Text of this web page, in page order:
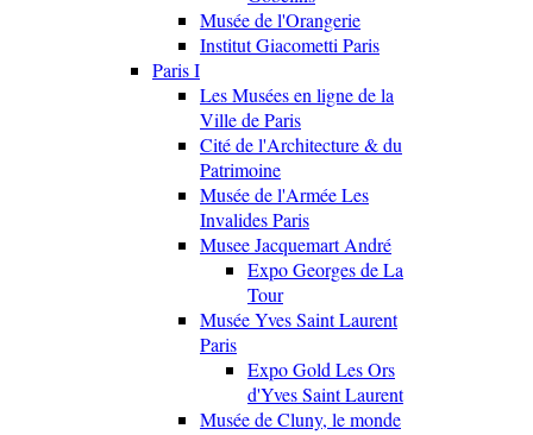
Musée de l'Orangerie
Institut Giacometti Paris
Paris I
Les Musées en ligne de la
Ville de Paris
Cité de l'Architecture & du
Patrimoine
Musée de l'Armée Les
Invalides Paris
Musee Jacquemart André
Expo Georges de La
Tour
Musée Yves Saint Laurent
Paris
Expo Gold Les Ors
d'Yves Saint Laurent
Musée de Cluny, le monde